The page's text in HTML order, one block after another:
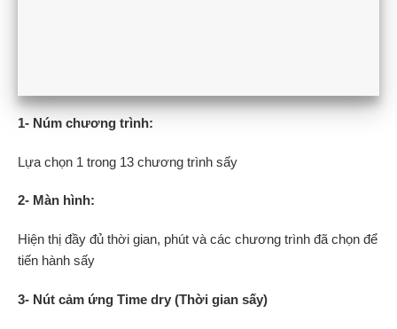
1- Núm chương trình:
Lựa chọn 1 trong 13 chương trình sấy
2- Màn hình:
Hiện thị đầy đủ thời gian, phút và các chương trình đã chọn để
tiến hành sấy
3- Nút cảm ứng Time dry (Thời gian sấy)